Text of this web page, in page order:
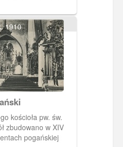
się w nim trzy
i renesansowy.
św. Andrzeja
zdjęciach
i gospoda Nelkego.
1910
kościoła pw. św.
zbudowano w XIV
pogańskiej